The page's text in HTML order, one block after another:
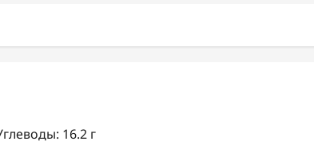
16.2 г